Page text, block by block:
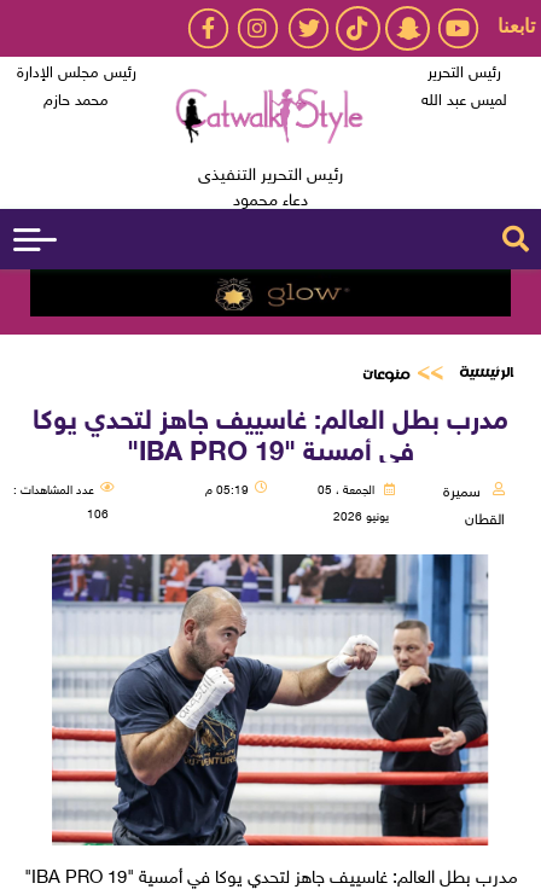
تابعنا
رئيس التحرير
لميس عبد الله
رئيس التحرير التنفيذى
دعاء محمود
رئيس مجلس الإدارة
محمد حازم
الرئيسية منوعات
مدرب بطل العالم: غاسييف جاهز لتحدي يوكا
في أمسية "IBA PRO 19"
سميرة
القطان
الجمعة ، 05
يونيو 2026
05:19 م
عدد المشاهدات :
106
مدرب بطل العالم: غاسييف جاهز لتحدي يوكا في أمسية "IBA PRO 19"